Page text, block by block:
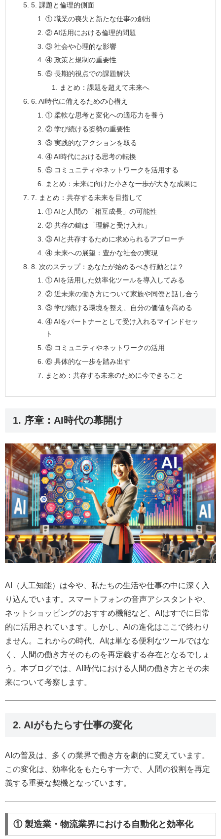
5. 課題と倫理的側面
① 職業の喪失と新たな仕事の創出
② AI活用における倫理的問題
③ 社会や心理的な影響
④ 政策と規制の重要性
⑤ 長期的視点での課題解決
まとめ：課題を超えて未来へ
6. AI時代に備えるための心構え
① 柔軟な思考と変化への適応力を養う
② 学び続ける姿勢の重要性
③ 実践的なアクションを取る
④ AI時代における思考の転換
⑤ コミュニティやネットワークを活用する
まとめ：未来に向けた小さな一歩が大きな成果に
7. まとめ：共存する未来を目指して
① AIと人間の「相互成長」の可能性
② 共存の鍵は「理解と受け入れ」
③ AIと共存するために求められるアプローチ
④ 未来への展望：豊かな社会の実現
8. 次のステップ：あなたが始めるべき行動とは？
① AIを活用した効率化ツールを導入してみる
② 近未来の働き方について家族や同僚と話し合う
③ 学び続ける環境を整え、自分の価値を高める
④ AIをパートナーとして受け入れるマインドセッ
ト
⑤ コミュニティやネットワークの活用
⑥ 具体的な一歩を踏み出す
まとめ：共存する未来のために今できること
1. 序章：AI時代の幕開け
AI（人工知能）は今や、私たちの生活や仕事の中に深く入
り込んでいます。スマートフォンの音声アシスタントや、
ネットショッピングのおすすめ機能など、AIはすでに日常
的に活用されています。しかし、AIの進化はここで終わり
ません。これからの時代、AIは単なる便利なツールではな
く、人間の働き方そのものを再定義する存在となるでしょ
う。本ブログでは、AI時代における人間の働き方とその未
来について考察します。
2. AIがもたらす仕事の変化
AIの普及は、多くの業界で働き方を劇的に変えています。
この変化は、効率化をもたらす一方で、人間の役割を再定
義する重要な契機となっています。
① 製造業・物流業界における自動化と効率化